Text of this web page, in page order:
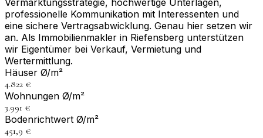
Vermarktungsstrategie, hochwertige Unterlagen,
professionelle Kommunikation mit Interessenten und
eine sichere Vertragsabwicklung. Genau hier setzen wir
an. Als Immobilienmakler in Riefensberg unterstützen
wir Eigentümer bei Verkauf, Vermietung und
Wertermittlung.
Häuser Ø/m²
4.822 €
Wohnungen Ø/m²
3.991 €
Bodenrichtwert Ø/m²
451,9 €